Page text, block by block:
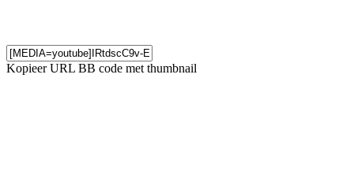
Kopieer URL BB code met thumbnail